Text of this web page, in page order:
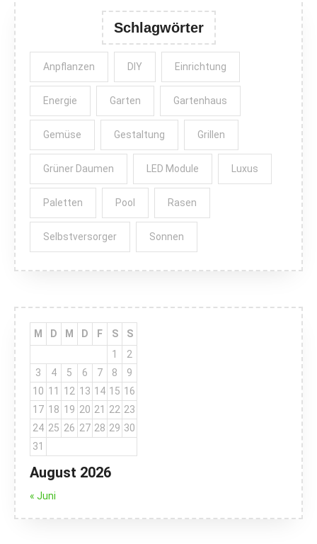
Schlagwörter
Anpflanzen DIY Einrichtung
Energie Garten Gartenhaus
Gemüse Gestaltung Grillen
Grüner Daumen LED Module Luxus
Paletten Pool Rasen
Selbstversorger Sonnen
August 2026
M D M D F S
S
1
2
3
4 5 6 7 8
9
10 11 12 13 14 15 16
17 18 19 20 21 22 23
24 25 26 27 28 29 30
31
« Juni